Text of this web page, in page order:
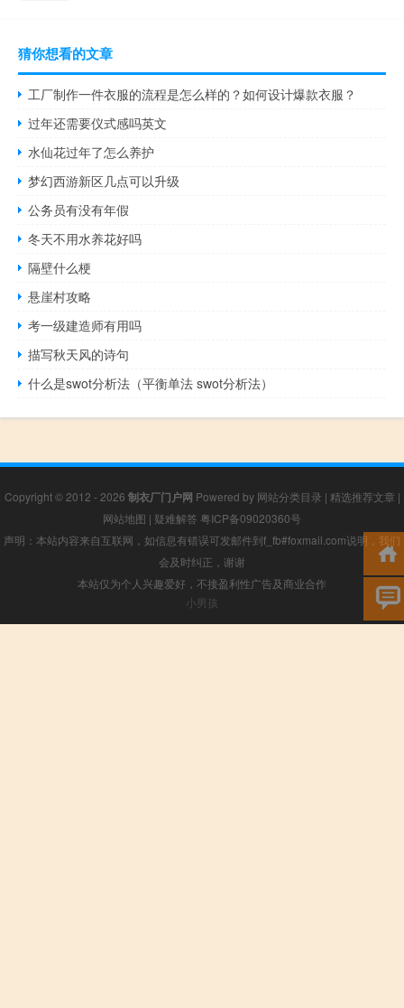
猜你想看的文章
工厂制作一件衣服的流程是怎么样的？如何设计爆款衣服？
过年还需要仪式感吗英文
水仙花过年了怎么养护
梦幻西游新区几点可以升级
公务员有没有年假
冬天不用水养花好吗
隔壁什么梗
悬崖村攻略
考一级建造师有用吗
描写秋天风的诗句
什么是swot分析法（平衡单法 swot分析法）
Copyright © 2012 - 2026 制衣厂门户网 Powered by 网站分类目录 | 精选推荐文章 |
网站地图 | 疑难解答 粤ICP备09020360号
声明：本站内容来自互联网，如信息有错误可发邮件到f_fb#foxmail.com说明，我们
会及时纠正，谢谢
本站仅为个人兴趣爱好，不接盈利性广告及商业合作
小男孩